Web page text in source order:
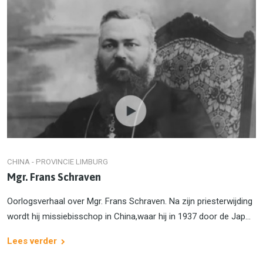
CHINA - PROVINCIE LIMBURG
Mgr. Frans Schraven
Oorlogsverhaal over Mgr. Frans Schraven. Na zijn priesterwijding
wordt hij missiebisschop in China,waar hij in 1937 door de Jap...
Lees verder